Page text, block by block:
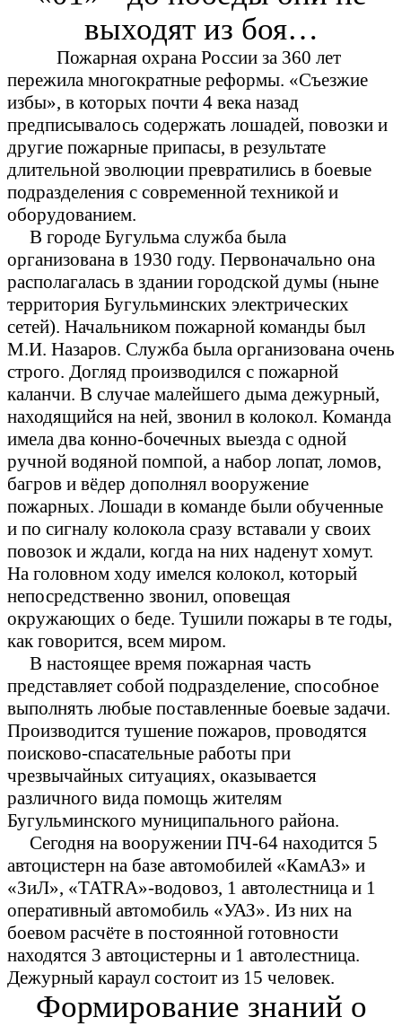
выходят из боя…
Пожарная охрана России за 360 лет
пережила многократные реформы. «Съезжие
избы», в которых почти 4 века назад
предписывалось содержать лошадей, повозки и
другие пожарные припасы, в результате
длительной эволюции превратились в боевые
подразделения с современной техникой и
оборудованием.
В городе Бугульма служба была
организована в 1930 году. Первоначально она
располагалась в здании городской думы (ныне
территория Бугульминских электрических
сетей). Начальником пожарной команды был
М.И. Назаров. Служба была организована очень
строго. Догляд производился с пожарной
каланчи. В случае малейшего дыма дежурный,
находящийся на ней, звонил в колокол. Команда
имела два конно-бочечных выезда с одной
ручной водяной помпой, а набор лопат, ломов,
багров и вёдер дополнял вооружение
пожарных. Лошади в команде были обученные
и по сигналу колокола сразу вставали у своих
повозок и ждали, когда на них наденут хомут.
На головном ходу имелся колокол, который
непосредственно звонил, оповещая
окружающих о беде. Тушили пожары в те годы,
как говорится, всем миром.
В настоящее время пожарная часть
представляет собой подразделение, способное
выполнять любые поставленные боевые задачи.
Производится тушение пожаров, проводятся
поисково-спасательные работы при
чрезвычайных ситуациях, оказывается
различного вида помощь жителям
Бугульминского муниципального района.
Сегодня на вооружении ПЧ-64 находится 5
автоцистерн на базе автомобилей «КамАЗ» и
«ЗиЛ», «ТАТRА»-водовоз, 1 автолестница и 1
оперативный автомобиль «УАЗ». Из них на
боевом расчёте в постоянной готовности
находятся 3 автоцистерны и 1 автолестница.
Дежурный караул состоит из 15 человек.
Формирование знаний о